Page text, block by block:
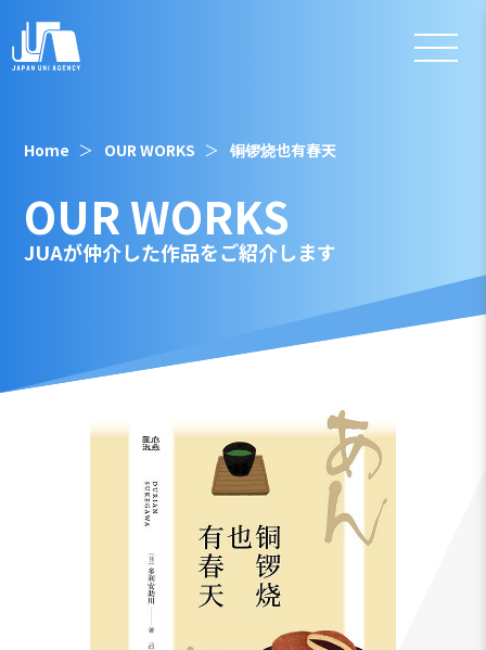
Home OUR WORKS 铜锣烧也有春天
OUR WORKS
JUAが仲介した作品をご紹介します